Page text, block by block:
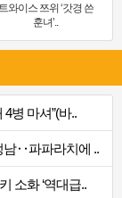
트와이스 쯔위 ‘갓경 쓴
훈녀’..
병 마셔”(바..
남‥파파라치에 ..
소화 ‘역대급..